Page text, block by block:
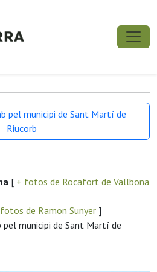
pel municipi de Sant Martí de
Riucorb
[ + fotos de Rocafort de Vallbona
de Ramon Sunyer ]
municipi de Sant Martí de